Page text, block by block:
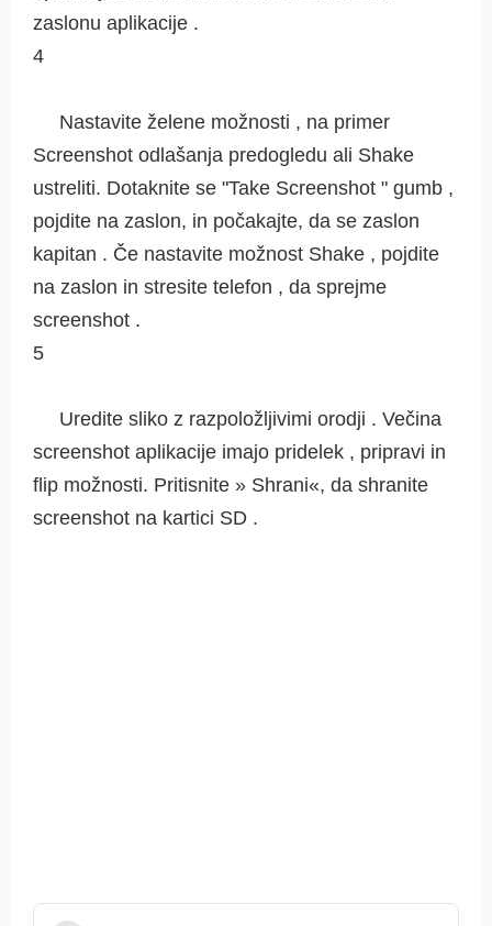
zaslonu aplikacije .
4
Nastavite želene možnosti , na primer
Screenshot odlašanja predogledu ali Shake
ustreliti. Dotaknite se "Take Screenshot " gumb ,
pojdite na zaslon, in počakajte, da se zaslon
kapitan . Če nastavite možnost Shake , pojdite
na zaslon in stresite telefon , da sprejme
screenshot .
5
Uredite sliko z razpoložljivimi orodji . Večina
screenshot aplikacije imajo pridelek , pripravi in
flip možnosti. Pritisnite » Shrani«, da shranite
screenshot na kartici SD .